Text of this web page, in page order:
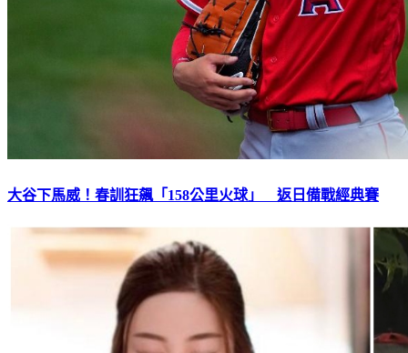
大谷下馬威！春訓狂飆「158公里火球」 返日備戰經典賽